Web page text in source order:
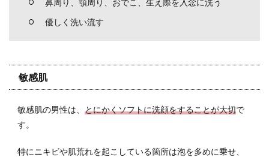
鼻周り、顎周り、おでこ、生え際を入念に洗う
優しく洗い流す
敏感肌
敏感肌の男性は、 とにかくソフトに洗顔をすることが大切で
す。
特にニキビや肌荒れを起こしている箇所は泡を多めに乗せ、